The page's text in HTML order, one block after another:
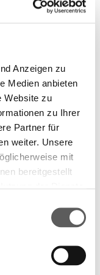
Anzeigen zu
Medien anbieten
Website zu
zu Ihrer
Partner für
weiter. Unsere
mit
bereitgestellt
Und immer
in seinem
an der
wegen seiner
zu werden, und